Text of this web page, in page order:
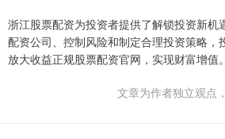
浙江股票配资为投资者提供了解锁投资新机
配资公司、控制风险和制定合理投资策略，
放大收益正规股票配资官网，实现财富增值。
文章为作者独立观点